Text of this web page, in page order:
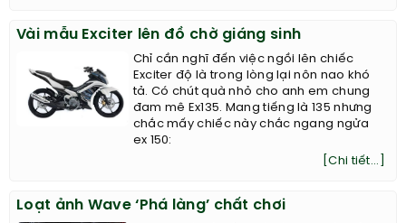
Vài mẫu Exciter lên đồ chờ giáng sinh
Chỉ cần nghĩ đến việc ngồi lên chiếc
Exciter độ là trong lòng lại nôn nao khó
tả. Có chút quà nhỏ cho anh em chung
đam mê Ex135. Mang tiếng là 135 nhưng
chắc mấy chiếc này chắc ngang ngửa
ex 150:
[Chi tiết...]
Loạt ảnh Wave ‘Phá làng’ chất chơi